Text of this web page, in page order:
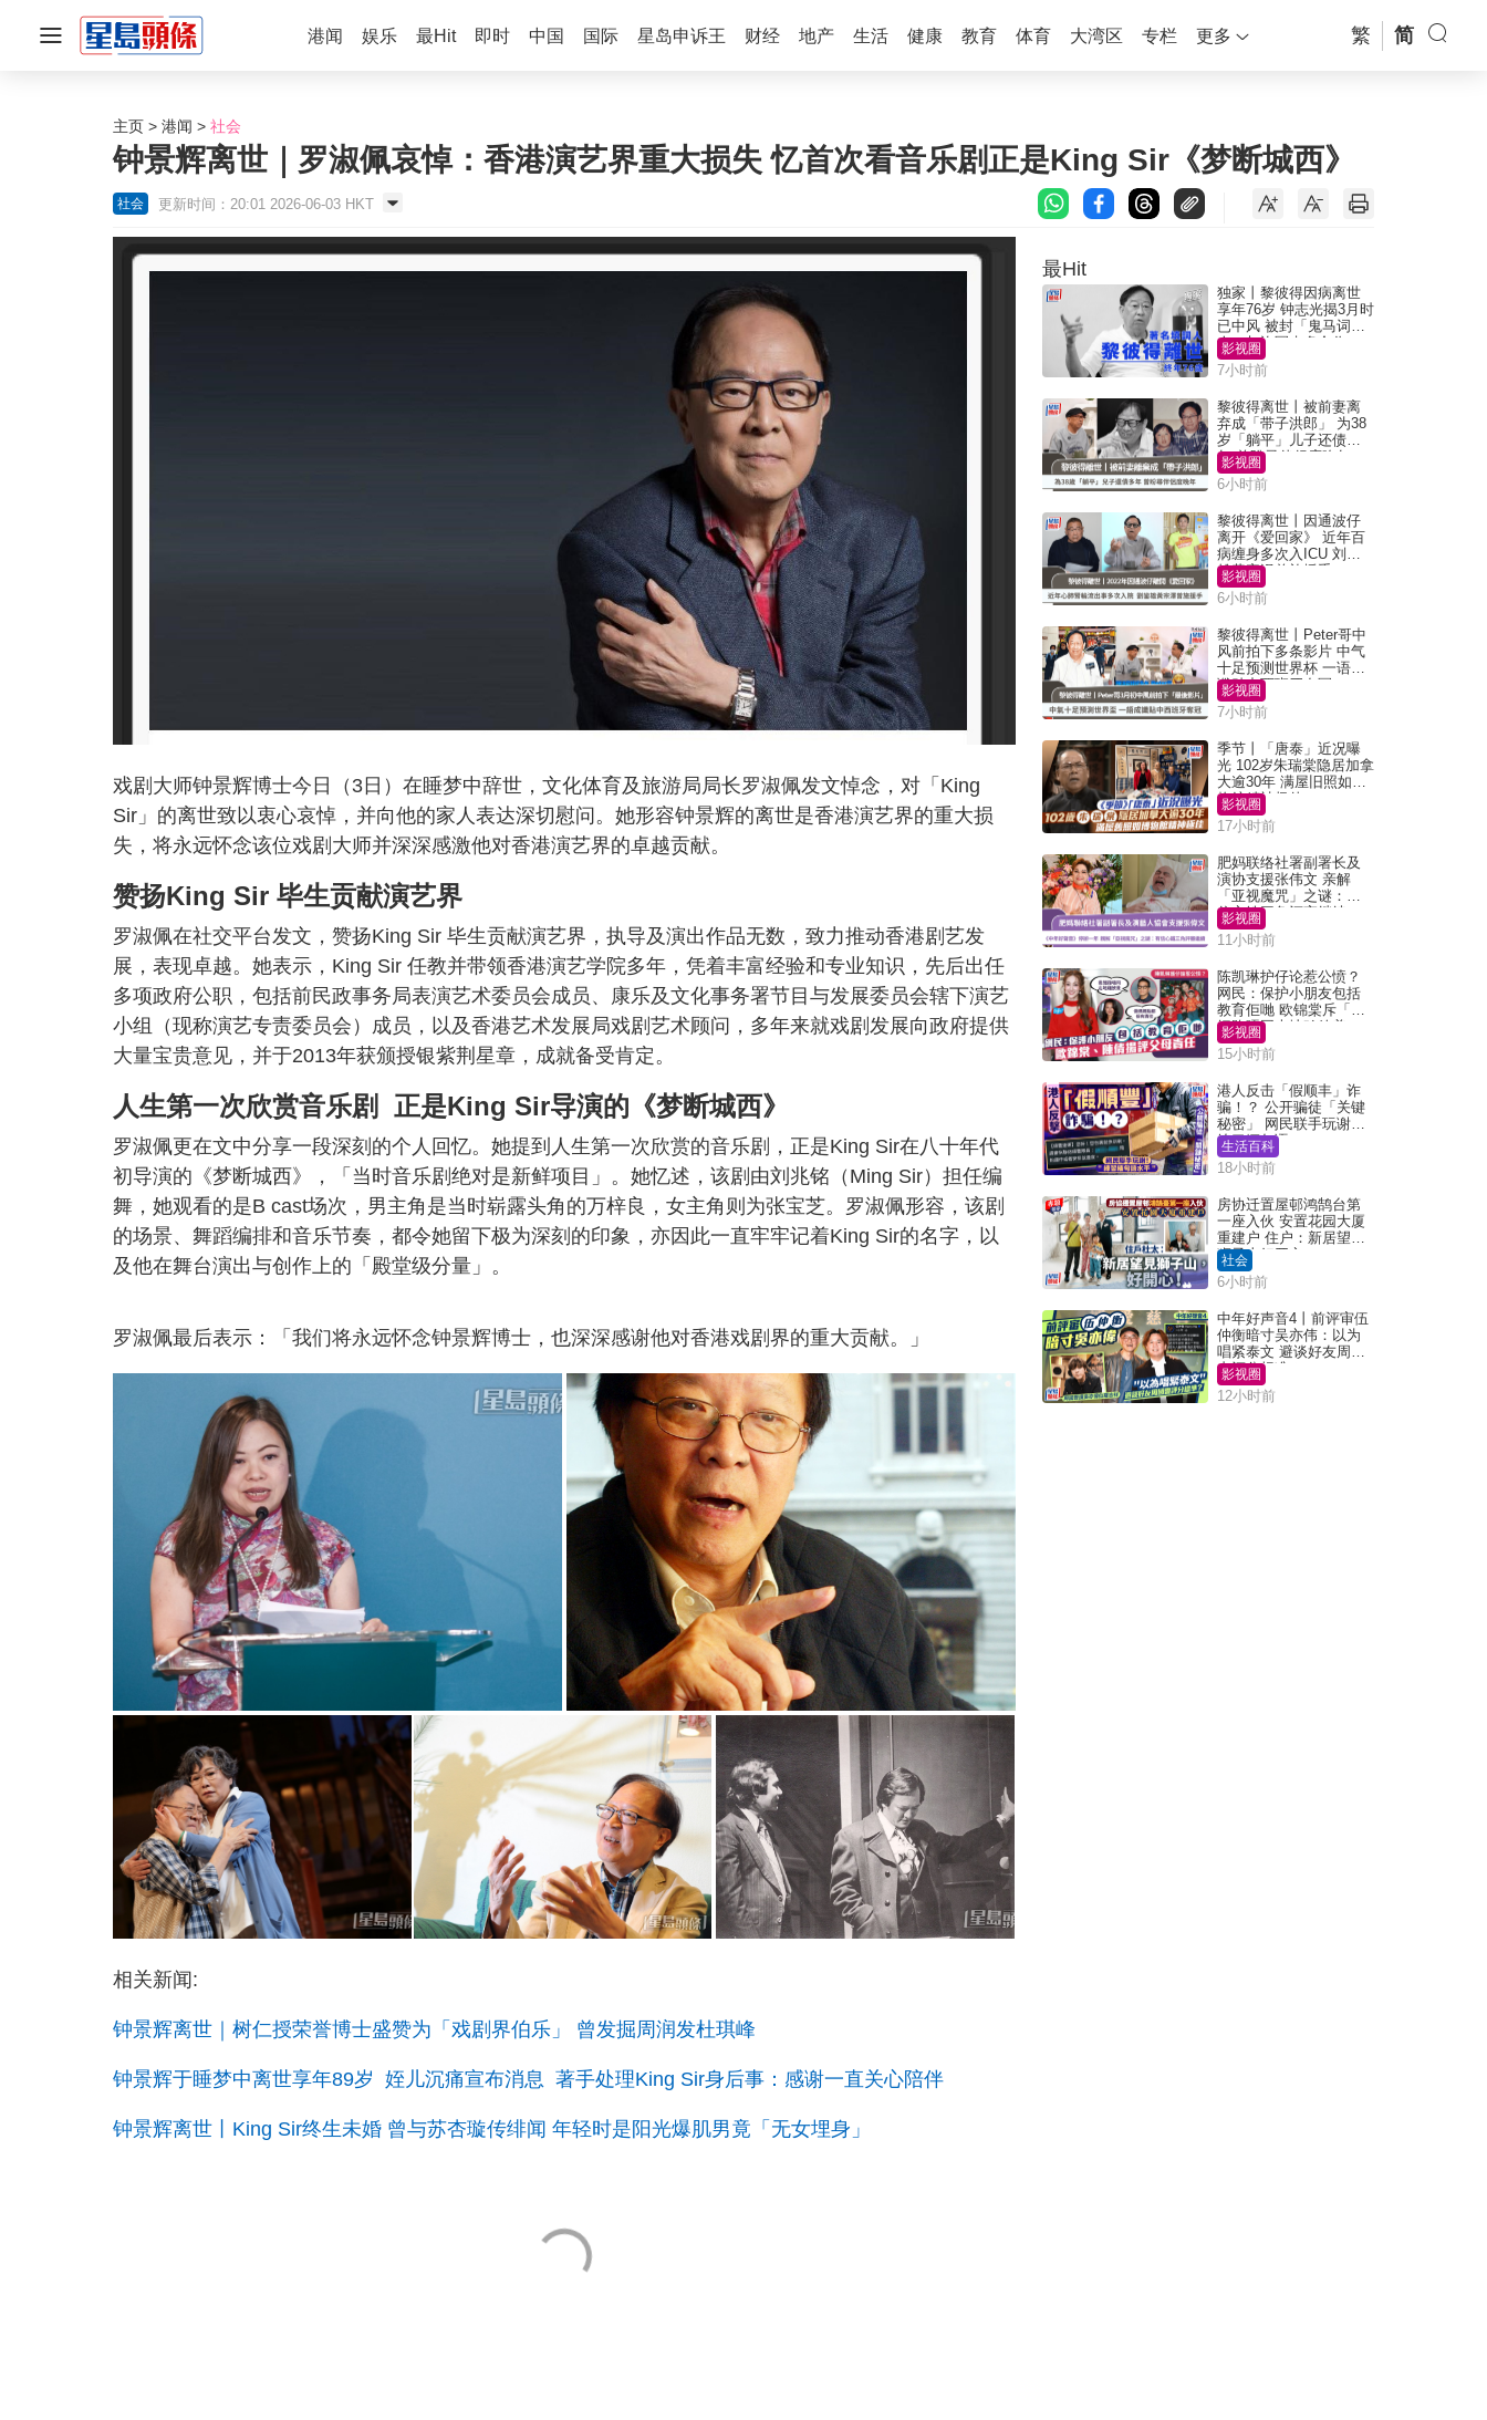
港闻 娱乐 最Hit 即时 中国 国际 星岛申诉王 财经 地产 生活 健康 教育 体育 大湾区 专栏 更多 繁 简
主页 港闻 社会
钟景辉离世｜罗淑佩哀悼：香港演艺界重大损失 忆首次看音乐剧正是King Sir《梦断城西》
社会 更新时间：20:01 2026-06-03 HKT
戏剧大师钟景辉博士今日（3日）在睡梦中辞世，文化体育及旅游局局长罗淑佩发文悼念，对「King
Sir」的离世致以衷心哀悼，并向他的家人表达深切慰问。她形容钟景辉的离世是香港演艺界的重大损
失，将永远怀念该位戏剧大师并深深感激他对香港演艺界的卓越贡献。
赞扬King Sir 毕生贡献演艺界
罗淑佩在社交平台发文，赞扬King Sir 毕生贡献演艺界，执导及演出作品无数，致力推动香港剧艺发
展，表现卓越。她表示，King Sir 任教并带领香港演艺学院多年，凭着丰富经验和专业知识，先后出任
多项政府公职，包括前民政事务局表演艺术委员会成员、康乐及文化事务署节目与发展委员会辖下演艺
小组（现称演艺专责委员会）成员，以及香港艺术发展局戏剧艺术顾问，多年来就戏剧发展向政府提供
大量宝贵意见，并于2013年获颁授银紫荆星章，成就备受肯定。
人生第一次欣赏音乐剧 正是King Sir导演的《梦断城西》
罗淑佩更在文中分享一段深刻的个人回忆。她提到人生第一次欣赏的音乐剧，正是King Sir在八十年代
初导演的《梦断城西》，「当时音乐剧绝对是新鲜项目」。她忆述，该剧由刘兆铭（Ming Sir）担任编
舞，她观看的是B cast场次，男主角是当时崭露头角的万梓良，女主角则为张宝芝。罗淑佩形容，该剧
的场景、舞蹈编排和音乐节奏，都令她留下极为深刻的印象，亦因此一直牢牢记着King Sir的名字，以
及他在舞台演出与创作上的「殿堂级分量」。
罗淑佩最后表示：「我们将永远怀念钟景辉博士，也深深感谢他对香港戏剧界的重大贡献。」
相关新闻:
钟景辉离世｜树仁授荣誉博士盛赞为「戏剧界伯乐」 曾发掘周润发杜琪峰
钟景辉于睡梦中离世享年89岁 姪儿沉痛宣布消息 著手处理King Sir身后事：感谢一直关心陪伴
钟景辉离世丨King Sir终生未婚 曾与苏杏璇传绯闻 年轻时是阳光爆肌男竟「无女埋身」
最Hit
独家丨黎彼得因病离世
享年76岁 钟志光揭3月时
已中风 被封「鬼马词
人」与许冠杰多合作
影视圈
7小时前
黎彼得离世丨被前妻离
弃成「带子洪郎」 为38
岁「躺平」儿子还债多
年 曾盼寻伴侣度晚年
影视圈
6小时前
黎彼得离世丨因通波仔
离开《爱回家》 近年百
病缠身多次入ICU 刘銮
雄黄宗泽曾施援手
影视圈
6小时前
黎彼得离世丨Peter哥中
风前拍下多条影片 中气
十足预测世界杯 一语成
谶贴中西班牙夺冠
影视圈
7小时前
季节丨「唐泰」近况曝
光 102岁朱瑞棠隐居加拿
大逾30年 满屋旧照如博
物馆精神极佳
影视圈
17小时前
肥妈联络社署副署长及
演协支援张伟文 亲解
「亚视魔咒」之谜：有
信心铁三角评审继续
影视圈
11小时前
陈凯琳护仔论惹公愤？
网民：保护小朋友包括
教育佢哋 欧锦棠斥「养
细路唔同走地鸡放养」
影视圈
15小时前
港人反击「假顺丰」诈
骗！？ 公开骗徒「关键
秘密」 网民联手玩谢：
练习缅甸语
生活百科
18小时前
房协迁置屋邨鸿鹄台第
一座入伙 安置花园大厦
重建户 住户：新居望见
狮子山好开心！
社会
6小时前
中年好声音4丨前评审伍
仲衡暗寸吴亦伟：以为
唱紧泰文 避谈好友周国
丰评分标准？
影视圈
12小时前